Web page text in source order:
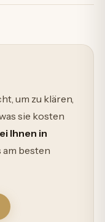
um zu klären,
sie kosten
Ihnen in
am besten